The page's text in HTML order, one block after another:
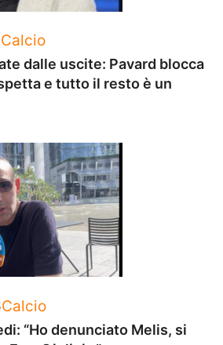
Categorie
Calcio
dalle uscite: Pavard blocca
e tutto il resto è un
Categorie
Calcio
“Ho denunciato Melis, si